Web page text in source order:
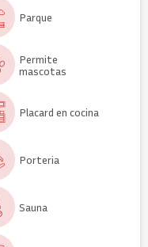
Parque
Permite
mascotas
Placard en cocina
Porteria
Sauna